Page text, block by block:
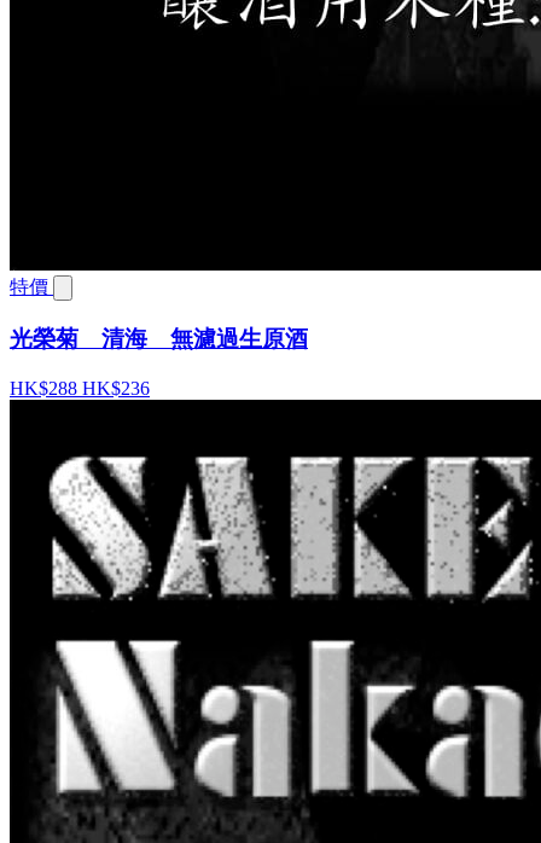
特價
光榮菊 清海 無濾過生原酒
HK$288 HK$236